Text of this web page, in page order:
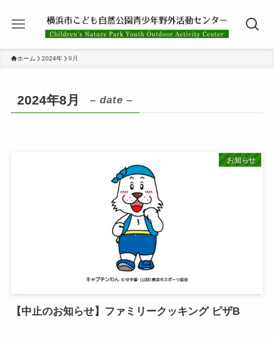
ホーム 2024年 8月
2024年8月 – date –
お知らせ
【中止のお知らせ】ファミリークッキング ピザB